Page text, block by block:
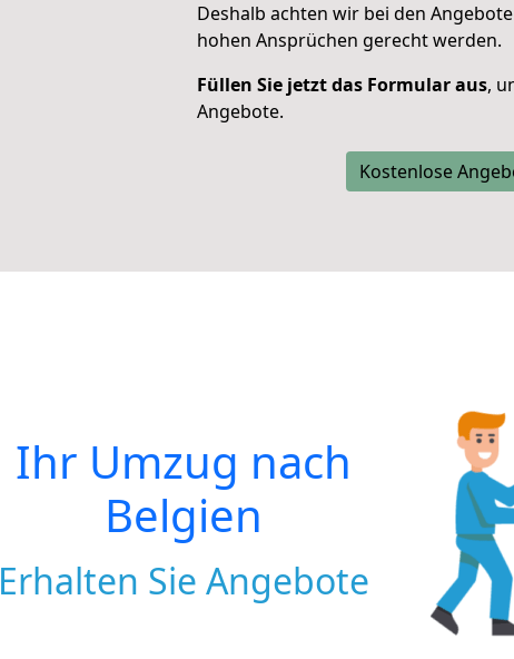
Deshalb achten wir bei den
hohen Ansprüchen gerecht werden.
Füllen Sie jetzt das Formular aus,
Angebote.
Kostenlose
Ihr Umzug nach
Belgien
Erhalten Sie Angebote